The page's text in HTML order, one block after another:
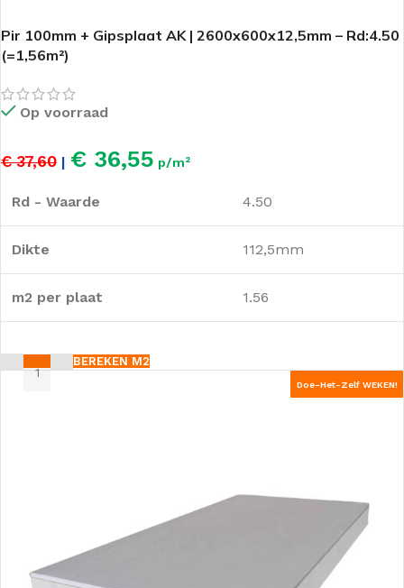
Pir 100mm + Gipsplaat AK | 2600x600x12,5mm – Rd:4.50
(=1,56m²)
Op voorraad
€ 37,60 | € 36,55 p/m²
Rd - Waarde 4.50
Dikte 112,5mm
m2 per plaat 1.56
BEREKEN M2
Doe-Het-Zelf WEKEN!